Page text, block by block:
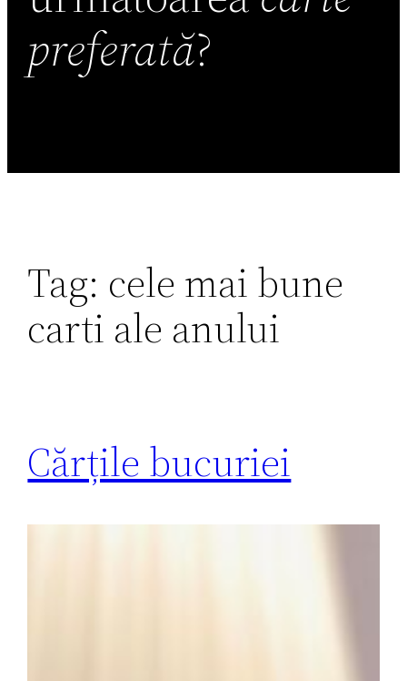
preferată?
Tag: cele mai bune
carti ale anului
Cărțile bucuriei